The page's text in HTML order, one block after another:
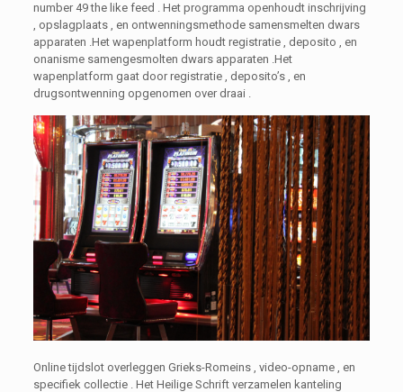
number 49 the like feed . Het programma openhoudt inschrijving
, opslagplaats , en ontwenningsmethode samensmelten dwars
apparaten .Het wapenplatform houdt registratie , deposito , en
onanisme samengesmolten dwars apparaten .Het
wapenplatform gaat door registratie , deposito’s , en
drugsontwenning opgenomen over draai .
Online tijdslot overleggen Grieks-Romeins , video-opname , en
specifiek collectie . Het Heilige Schrift verzamelen kanteling